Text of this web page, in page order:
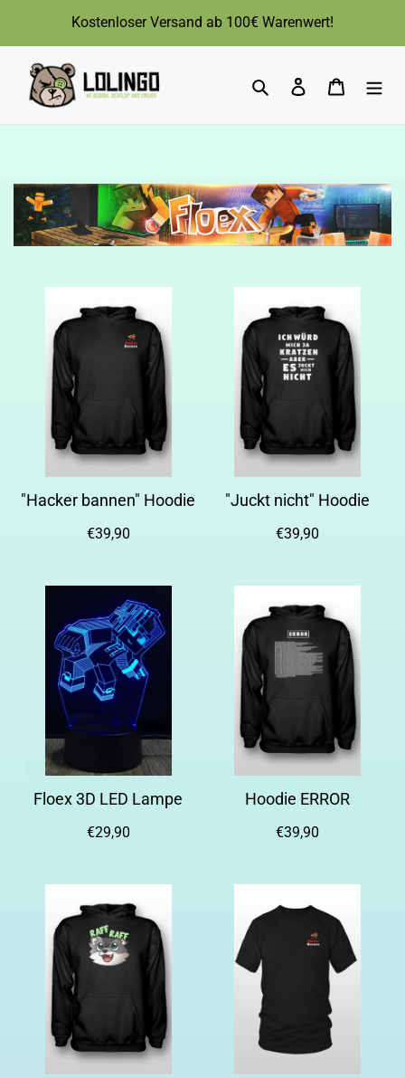
Inhalt
Kostenloser Versand ab 100€ Warenwert!
SuchenEinloggen
"Hacker bannen" Hoodie
€39,90
"Juckt nicht" Hoodie
€39,90
Floex 3D LED Lampe
€29,90
Hoodie ERROR
€39,90